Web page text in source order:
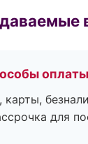
карты,
для